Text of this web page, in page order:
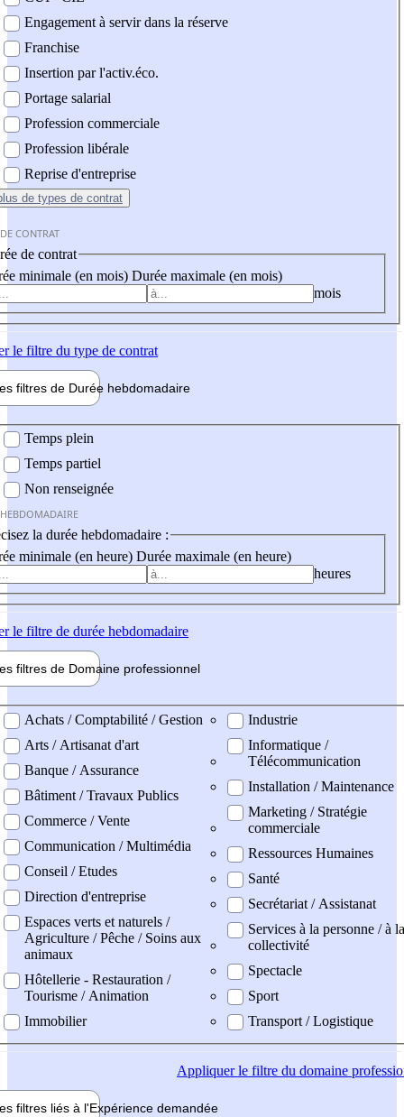
Engagement à servir dans la réserve
Franchise
Insertion par l'activ.éco.
Portage salarial
Profession commerciale
Profession libérale
Reprise d'entreprise
de types de contrat
CONTRAT
de contrat
minimale (en mois) Durée maximale (en mois)
mois
le filtre du type de contrat
filtres de Durée hebdomadaire
Temps plein
Temps partiel
Non renseignée
la durée hebdomadaire :
minimale (en heure) Durée maximale (en heure)
heures
le filtre de durée hebdomadaire
filtres de Domaine professionnel
professionel
Achats / Comptabilité / Gestion
Arts / Artisanat d'art
Banque / Assurance
Bâtiment / Travaux Publics
Commerce / Vente
Communication / Multimédia
Conseil / Etudes
Direction d'entreprise
Espaces verts et naturels /
Agriculture / Pêche / Soins aux
animaux
Hôtellerie - Restauration /
Tourisme / Animation
Immobilier
Industrie
Informatique /
Télécommunication
Installation / Maintenance
Marketing / Stratégie
commerciale
Ressources Humaines
Santé
Secrétariat / Assistanat
Services à la personne / à la
collectivité
Spectacle
Sport
Transport / Logistique
Appliquerle filtre du domaine
filtres liés à l'Expérience demandée